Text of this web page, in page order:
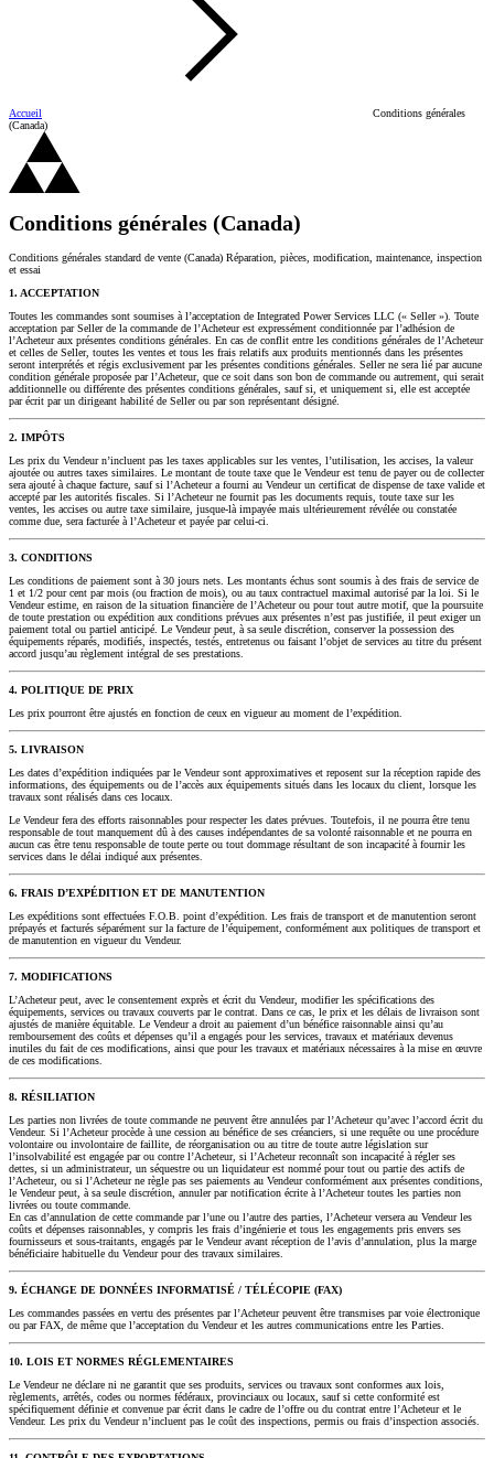
Accueil
Conditions générales
(Canada)
Conditions générales (Canada)
Conditions générales standard de vente (Canada) Réparation, pièces, modification, maintenance, inspection
et essai
1. ACCEPTATION
Toutes les commandes sont soumises à l’acceptation de Integrated Power Services LLC (« Seller »). Toute
acceptation par Seller de la commande de l’Acheteur est expressément conditionnée par l’adhésion de
l’Acheteur aux présentes conditions générales. En cas de conflit entre les conditions générales de l’Acheteur
et celles de Seller, toutes les ventes et tous les frais relatifs aux produits mentionnés dans les présentes
seront interprétés et régis exclusivement par les présentes conditions générales. Seller ne sera lié par aucune
condition générale proposée par l’Acheteur, que ce soit dans son bon de commande ou autrement, qui serait
additionnelle ou différente des présentes conditions générales, sauf si, et uniquement si, elle est acceptée
par écrit par un dirigeant habilité de Seller ou par son représentant désigné.
2. IMPÔTS
Les prix du Vendeur n’incluent pas les taxes applicables sur les ventes, l’utilisation, les accises, la valeur
ajoutée ou autres taxes similaires. Le montant de toute taxe que le Vendeur est tenu de payer ou de collecter
sera ajouté à chaque facture, sauf si l’Acheteur a fourni au Vendeur un certificat de dispense de taxe valide et
accepté par les autorités fiscales. Si l’Acheteur ne fournit pas les documents requis, toute taxe sur les
ventes, les accises ou autre taxe similaire, jusque-là impayée mais ultérieurement révélée ou constatée
comme due, sera facturée à l’Acheteur et payée par celui-ci.
3. CONDITIONS
Les conditions de paiement sont à 30 jours nets. Les montants échus sont soumis à des frais de service de
1 et 1/2 pour cent par mois (ou fraction de mois), ou au taux contractuel maximal autorisé par la loi. Si le
Vendeur estime, en raison de la situation financière de l’Acheteur ou pour tout autre motif, que la poursuite
de toute prestation ou expédition aux conditions prévues aux présentes n’est pas justifiée, il peut exiger un
paiement total ou partiel anticipé. Le Vendeur peut, à sa seule discrétion, conserver la possession des
équipements réparés, modifiés, inspectés, testés, entretenus ou faisant l’objet de services au titre du présent
accord jusqu’au règlement intégral de ses prestations.
4. POLITIQUE DE PRIX
Les prix pourront être ajustés en fonction de ceux en vigueur au moment de l’expédition.
5. LIVRAISON
Les dates d’expédition indiquées par le Vendeur sont approximatives et reposent sur la réception rapide des
informations, des équipements ou de l’accès aux équipements situés dans les locaux du client, lorsque les
travaux sont réalisés dans ces locaux.
Le Vendeur fera des efforts raisonnables pour respecter les dates prévues. Toutefois, il ne pourra être tenu
responsable de tout manquement dû à des causes indépendantes de sa volonté raisonnable et ne pourra en
aucun cas être tenu responsable de toute perte ou tout dommage résultant de son incapacité à fournir les
services dans le délai indiqué aux présentes.
6. FRAIS D’EXPÉDITION ET DE MANUTENTION
Les expéditions sont effectuées F.O.B. point d’expédition. Les frais de transport et de manutention seront
prépayés et facturés séparément sur la facture de l’équipement, conformément aux politiques de transport et
de manutention en vigueur du Vendeur.
7. MODIFICATIONS
L’Acheteur peut, avec le consentement exprès et écrit du Vendeur, modifier les spécifications des
équipements, services ou travaux couverts par le contrat. Dans ce cas, le prix et les délais de livraison sont
ajustés de manière équitable. Le Vendeur a droit au paiement d’un bénéfice raisonnable ainsi qu’au
remboursement des coûts et dépenses qu’il a engagés pour les services, travaux et matériaux devenus
inutiles du fait de ces modifications, ainsi que pour les travaux et matériaux nécessaires à la mise en œuvre
de ces modifications.
8. RÉSILIATION
Les parties non livrées de toute commande ne peuvent être annulées par l’Acheteur qu’avec l’accord écrit du
Vendeur. Si l’Acheteur procède à une cession au bénéfice de ses créanciers, si une requête ou une procédure
volontaire ou involontaire de faillite, de réorganisation ou au titre de toute autre législation sur
l’insolvabilité est engagée par ou contre l’Acheteur, si l’Acheteur reconnaît son incapacité à régler ses
dettes, si un administrateur, un séquestre ou un liquidateur est nommé pour tout ou partie des actifs de
l’Acheteur, ou si l’Acheteur ne règle pas ses paiements au Vendeur conformément aux présentes conditions,
le Vendeur peut, à sa seule discrétion, annuler par notification écrite à l’Acheteur toutes les parties non
livrées ou toute commande.
En cas d’annulation de cette commande par l’une ou l’autre des parties, l’Acheteur versera au Vendeur les
coûts et dépenses raisonnables, y compris les frais d’ingénierie et tous les engagements pris envers ses
fournisseurs et sous-traitants, engagés par le Vendeur avant réception de l’avis d’annulation, plus la marge
bénéficiaire habituelle du Vendeur pour des travaux similaires.
9. ÉCHANGE DE DONNÉES INFORMATISÉ / TÉLÉCOPIE (FAX)
Les commandes passées en vertu des présentes par l’Acheteur peuvent être transmises par voie électronique
ou par FAX, de même que l’acceptation du Vendeur et les autres communications entre les Parties.
10. LOIS ET NORMES RÉGLEMENTAIRES
Le Vendeur ne déclare ni ne garantit que ses produits, services ou travaux sont conformes aux lois,
règlements, arrêtés, codes ou normes fédéraux, provinciaux ou locaux, sauf si cette conformité est
spécifiquement définie et convenue par écrit dans le cadre de l’offre ou du contrat entre l’Acheteur et le
Vendeur. Les prix du Vendeur n’incluent pas le coût des inspections, permis ou frais d’inspection associés.